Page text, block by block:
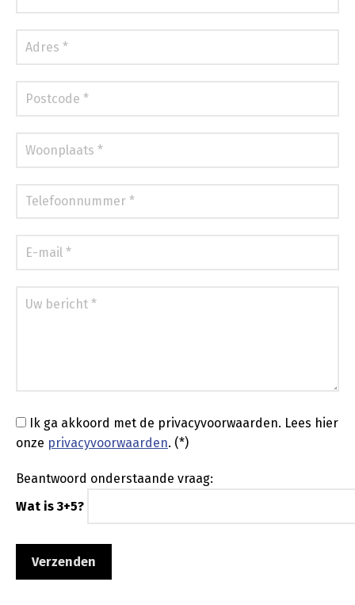
Ik ga akkoord met de privacyvoorwaarden. Lees hier
onze privacyvoorwaarden. (*)
Beantwoord onderstaande vraag:
Wat is 3+5?